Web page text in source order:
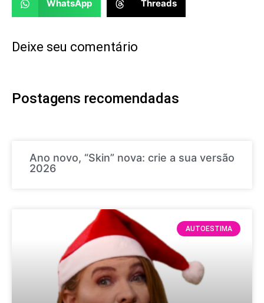
WhatsApp Threads
Deixe seu comentário
Postagens recomendadas
Ano novo, “Skin” nova: crie a sua versão
2026
AUTOESTIMA